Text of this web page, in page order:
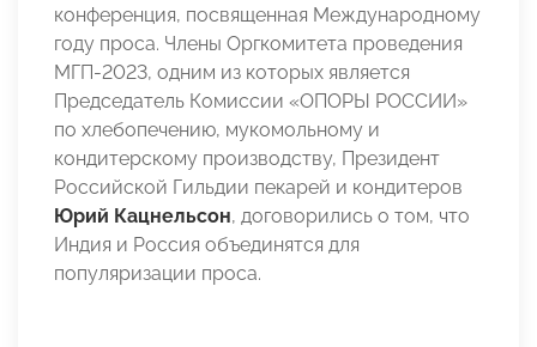
конференция, посвященная Международному
году проса. Члены Оргкомитета проведения
МГП-2023, одним из которых является
Председатель Комиссии «ОПОРЫ РОССИИ»
по хлебопечению, мукомольному и
кондитерскому производству, Президент
Российской Гильдии пекарей и кондитеров
Юрий Кацнельсон, договорились о том, что
Индия и Россия объединятся для
популяризации проса.